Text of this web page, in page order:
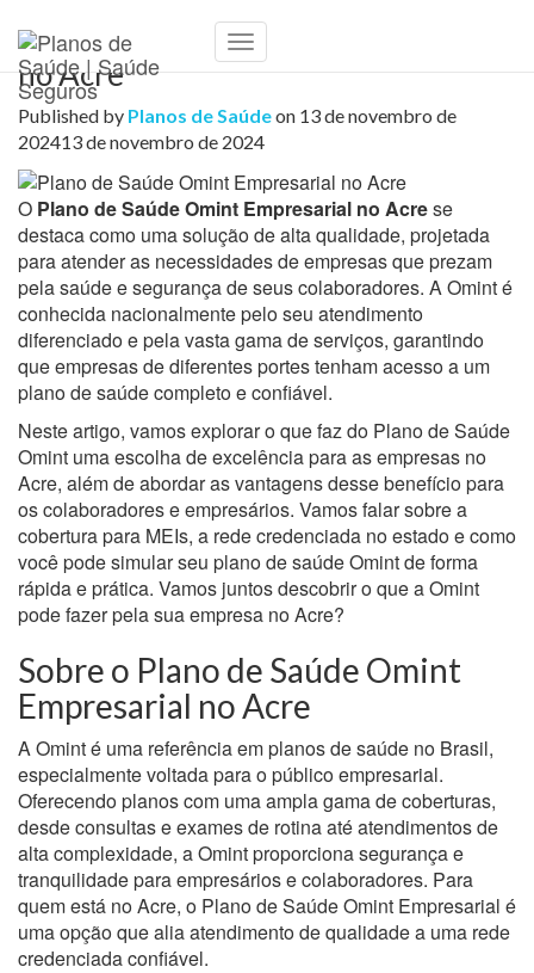
Toggle
Plano de Saúde Omint Empresarial
no Acre
Published by Planos de Saúdeon 13 de novembro de
202413 de novembro de 2024
O Plano de Saúde Omint Empresarial no Acrese
destaca como uma solução de alta qualidade, projetada
para atender as necessidades de empresas que prezam
pela saúde e segurança de seus colaboradores. A Omint é
conhecida nacionalmente pelo seu atendimento
diferenciado e pela vasta gama de serviços, garantindo
que empresas de diferentes portes tenham acesso a um
plano de saúde completo e confiável.
Neste artigo, vamos explorar o que faz do Plano de Saúde
Omint uma escolha de excelência para as empresas no
Acre, além de abordar as vantagens desse benefício para
os colaboradores e empresários. Vamos falar sobre a
cobertura para MEIs, a rede credenciada no estado e como
você pode simular seu plano de saúde Omint de forma
rápida e prática. Vamos juntos descobrir o que a Omint
pode fazer pela sua empresa no Acre?
Sobre o Plano de Saúde Omint
Empresarial no Acre
A Omint é uma referência em planos de saúde no Brasil,
especialmente voltada para o público empresarial.
Oferecendo planos com uma ampla gama de coberturas,
desde consultas e exames de rotina até atendimentos de
alta complexidade, a Omint proporciona segurança e
tranquilidade para empresários e colaboradores. Para
quem está no Acre, o Plano de Saúde Omint Empresarial é
uma opção que alia atendimento de qualidade a uma rede
credenciada confiável.